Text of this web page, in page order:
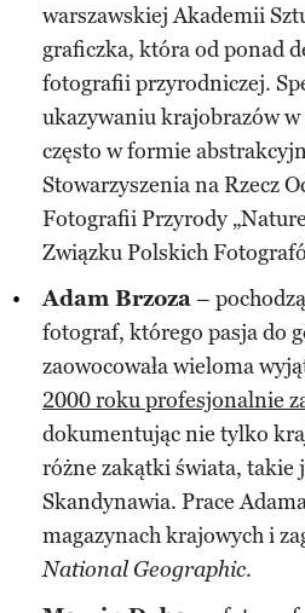
warszawskiej Akademii
graficzka, która od ponad
fotografii przyrodniczej.
ukazywaniu krajobrazów
często w formie
Stowarzyszenia na Rzecz
Fotografii Przyrody
Związku Polskich
Adam Brzoza–
fotograf, którego pasja do
zaowocowała wieloma
2000 roku profesjonalnie
dokumentując nie tylko
różne zakątki świata, takie
Skandynawia. Prace
magazynach krajowych i
National Geographic.​